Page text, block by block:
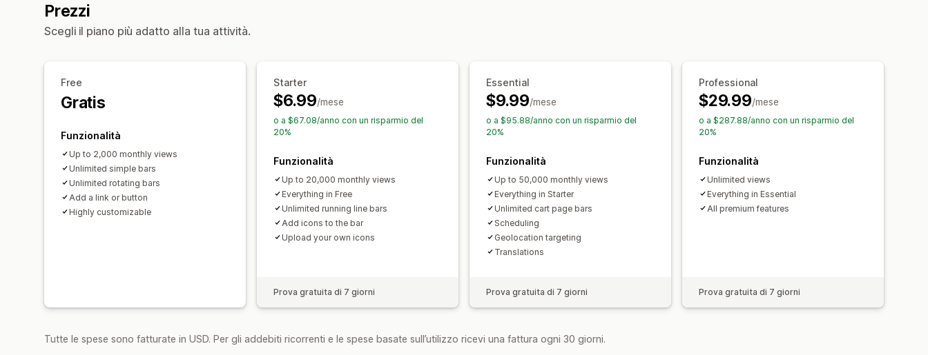
Colore e font
Adattivo per dispositivi mobili
Programmazione Geotargeting
Targeting delle campagne
Targeting comportamentale
Analisi e report
Segmenti di clienti
Prezzi
Scegli il piano più adatto alla tua attività.
Free
Gratis
Funzionalità
Up to 2,000 monthly views
Unlimited simple bars
Unlimited rotating bars
Add a link or button
Highly customizable
Starter
$6.99/mese
o a $67.08/anno con un risparmio del
20%
Funzionalità
Up to 20,000 monthly views
Everything in Free
Unlimited running line bars
Add icons to the bar
Upload your own icons
Prova gratuita di 7 giorni
Essential
$9.99/mese
o a $95.88/anno con un risparmio del
20%
Funzionalità
Up to 50,000 monthly views
Everything in Starter
Unlimited cart page bars
Scheduling
Geolocation targeting
Translations
Prova gratuita di 7 giorni
Professional
$29.99/mese
o a $287.88/anno con un risparmio del
20%
Funzionalità
Unlimited views
Everything in Essential
All premium features
Prova gratuita di 7 giorni
Tutte le spese sono fatturate in USD. Per gli addebiti ricorrenti e le spese basate sull’utilizzo ricevi una fattura ogni 30 giorni.